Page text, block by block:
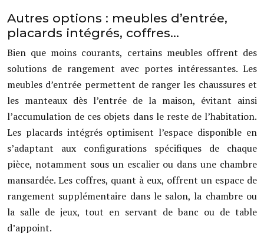
Autres options : meubles d’entrée,
placards intégrés, coffres…
Bien que moins courants, certains meubles offrent des
solutions de rangement avec portes intéressantes. Les
meubles d’entrée permettent de ranger les chaussures et
les manteaux dès l’entrée de la maison, évitant ainsi
l’accumulation de ces objets dans le reste de l’habitation.
Les placards intégrés optimisent l’espace disponible en
s’adaptant aux configurations spécifiques de chaque
pièce, notamment sous un escalier ou dans une chambre
mansardée. Les coffres, quant à eux, offrent un espace de
rangement supplémentaire dans le salon, la chambre ou
la salle de jeux, tout en servant de banc ou de table
d’appoint.